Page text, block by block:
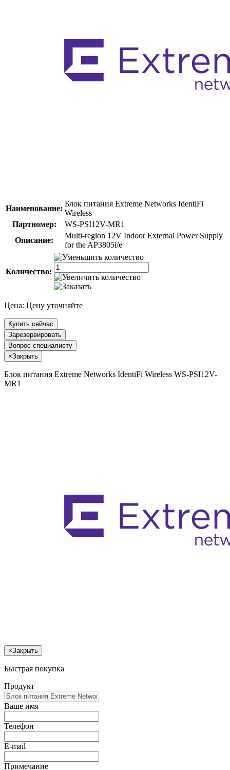
Наименование:
Блок питания Extreme Networks IdentiFi
Wireless
Партномер:
WS-PSI12V-MR1
Описание:
Multi-region 12V Indoor External Power Supply
for the AP3805i/e
Количество:
Цена: Цену уточняйте
Купить сейчас
Зарезервировать
Вопрос специалисту
×Закрыть
Блок питания Extreme Networks IdentiFi Wireless WS-PSI12V-
MR1
×Закрыть
Быстрая покупка
Продукт
Ваше имя
Телефон
E-mail
Примечание